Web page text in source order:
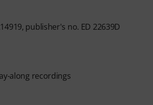
publisher's no. ED 22639D
along recordings